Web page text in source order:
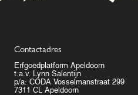
Contactadres
Erfgoedplatform Apeldoorn
t.a.v. Lynn Salentijn
p/a: CODA Vosselmanstraat 299
7311 CL Apeldoorn